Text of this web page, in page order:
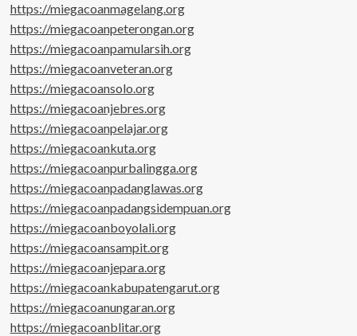
https://miegacoanmagelang.org
https://miegacoanpeterongan.org
https://miegacoanpamularsih.org
https://miegacoanveteran.org
https://miegacoansolo.org
https://miegacoanjebres.org
https://miegacoanpelajar.org
https://miegacoankuta.org
https://miegacoanpurbalingga.org
https://miegacoanpadanglawas.org
https://miegacoanpadangsidempuan.org
https://miegacoanboyolali.org
https://miegacoansampit.org
https://miegacoanjepara.org
https://miegacoankabupatengarut.org
https://miegacoanungaran.org
https://miegacoanblitar.org